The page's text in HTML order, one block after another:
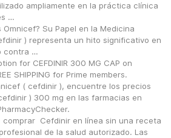
ampliamente en la práctica clínica
…
Su Papel en la Medicina
) representa un hito significativo en
contra …
for CEFDINIR 300 MG CAP on
SHIPPING for Prime members.
( cefdinir ), encuentre los precios
) 300 mg en las farmacias en
comprar  Cefdinir en línea sin una receta
de la salud autorizado. Las